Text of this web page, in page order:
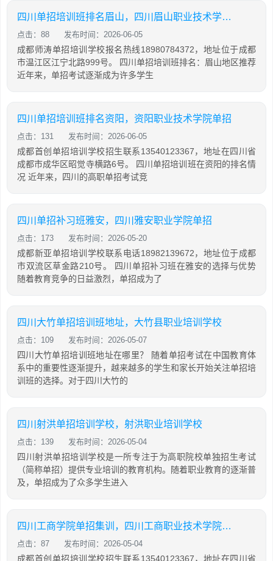
四川单招培训班排名眉山，四川眉山职业技术学院单招
点击：88 发布时间：2026-06-05
成都师涛单招培训学校报名热线18980784372，地址位于成都
市温江区江宁北路999号。 四川单招培训班排名：眉山地区推荐
近年来，单招考试逐渐成为许多学生
四川单招培训班排名资阳，资阳职业技术学院单招
点击：131 发布时间：2026-06-05
成都首创单招培训学校招生联系13540123367，地址在四川省
成都市成华区昭觉寺横路6号。 四川单招培训班在资阳的排名情
况 近年来，四川的高职单招考试竞
四川单招补习班雅安，四川雅安职业学院单招
点击：173 发布时间：2026-05-20
成都新亚单招培训学校联系电话18982139672，地址位于成都
市双流区草金路210号。 四川单招补习班在雅安的选择与优势
随着教育竞争的日益激烈，单招成为了
四川大竹单招培训班地址，大竹县职业培训学校
点击：109 发布时间：2026-05-07
四川大竹单招培训班地址在哪里？ 随着单招考试在中国教育体
系中的重要性逐渐提升，越来越多的学生和家长开始关注单招培
训班的选择。对于四川大竹的
四川射洪单招培训学校，射洪职业培训学校
点击：139 发布时间：2026-05-04
四川射洪单招培训学校是一所专注于为高职院校单独招生考试
（简称单招）提供专业培训的教育机构。随着职业教育的逐渐普
及，单招成为了众多学生进入
四川工商学院单招集训，四川工商职业技术学院2021单招考试大纲
点击：87 发布时间：2026-05-04
成都首创单招培训学校招生联系13540123367，地址在四川省